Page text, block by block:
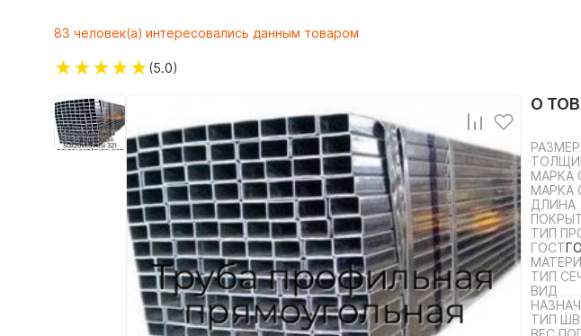
83 человек(а) интересовались данным товаром
★★★★★(5.0)
О
РАЗМЕР
МАРКА
МАРКА
ДЛИНА
ТИП
ГОСТ
ТИП
ВИД
ТИП